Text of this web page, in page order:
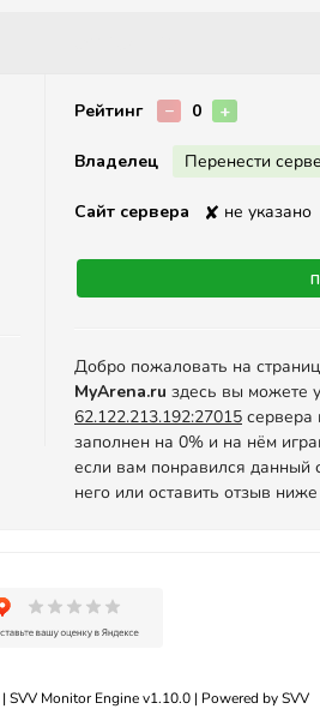
Рейтинг − 0 +
Владелец Перенести
Сайт сервера ✘ не указано
Добро пожаловать на
MyArena.ru здесь вы можете
62.122.213.192:27015 сервера
заполнен на 0% и на нём
если вам понравился данный
него или оставить отзыв ниже
SVV Monitor Engine v1.10.0 | Powered by SVV